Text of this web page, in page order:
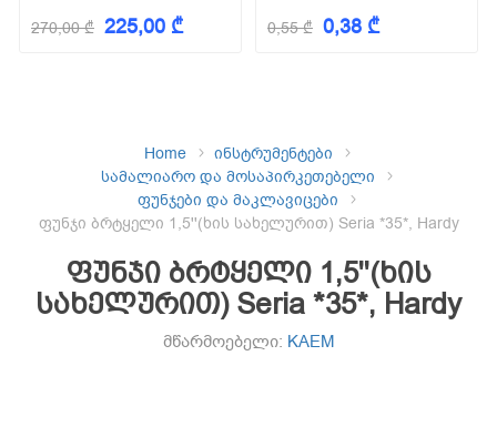
270,00 ₾ 225,00 ₾ 0,55 ₾ 0,38 ₾
Home
ინსტრუმენტები
სამალიარო და მოსაპირკეთებელი
ფუნჯები და მაკლავიცები
ფუნჯი ბრტყელი 1,5''(ხის სახელურით) Seria *35*, Hardy
ფუნჯი ბრტყელი 1,5''(ხის
სახელურით) Seria *35*, Hardy
მწარმოებელი: KAEM